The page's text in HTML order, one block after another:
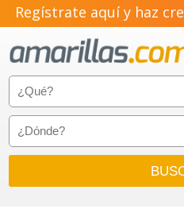
Regístrate aquí y haz